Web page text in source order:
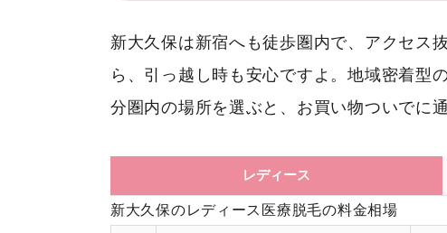
新大久保は新宿へも徒歩圏内で、アクセス
ら、引っ越し時も安心ですよ。地域密着型
分圏内の場所を選ぶと、お買い物ついでに
レディース
新大久保のレディース医療脱毛の料金相場